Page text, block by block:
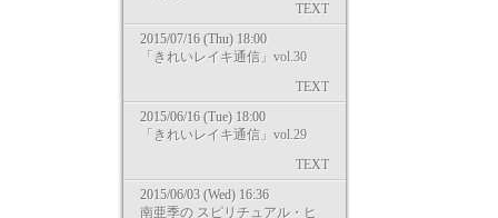
TEXT
2015/07/16 (Thu) 18:00
「きれいレイキ通信」vol.30
TEXT
2015/06/16 (Tue) 18:00
「きれいレイキ通信」vol.29
TEXT
2015/06/03 (Wed) 16:36
南亜季の スピリチュアル・ヒ